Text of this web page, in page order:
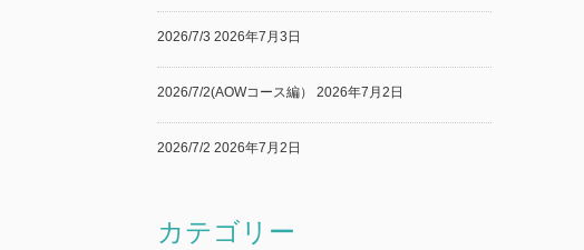
2026/7/3 2026年7月3日
2026/7/2(AOWコース編） 2026年7月2日
2026/7/2 2026年7月2日
カテゴリー